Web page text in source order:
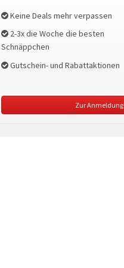
Keine Deals mehr verpassen
2-3x die Woche die besten
Schnäppchen
Gutschein- und Rabattaktionen
Zur Anmeldung